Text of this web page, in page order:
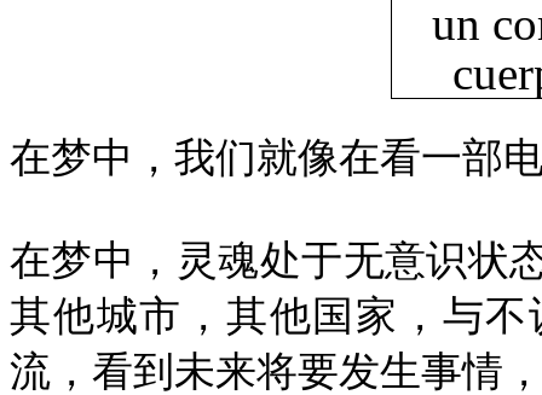
在梦中，我们就像在看一部
在梦中，灵魂处于无意识状
其他城市，其他国家，与
流，看到未来将要发生事情